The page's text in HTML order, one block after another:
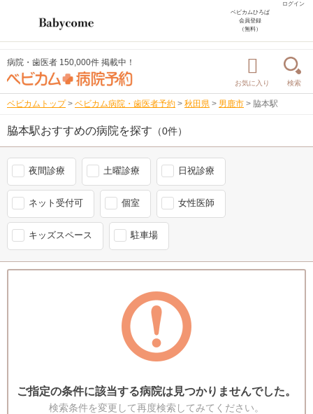
ログイン
ベビカムひろば
会員登録
（無料）
病院・歯医者 150,000件 掲載中！
お気に入り 検索
ベビカムトップ > ベビカム病院・歯医者予約 > 秋田県 > 男鹿市 > 脇本駅
脇本駅おすすめの病院を探す （0件）
夜間診療 土曜診療 日祝診療
ネット受付可 個室 女性医師
キッズスペース 駐車場
ご指定の条件に該当する病院は見つかりませんでした。
検索条件を変更して再度検索してみてください。